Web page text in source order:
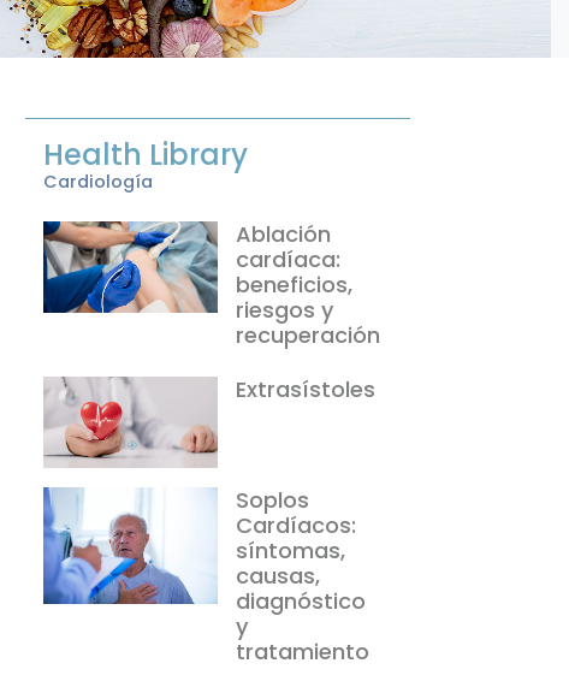
Health Library
Cardiología
Ablación
cardíaca:
beneficios,
riesgos y
recuperación
Extrasístoles
Soplos
Cardíacos:
síntomas,
causas,
diagnóstico
y
tratamiento